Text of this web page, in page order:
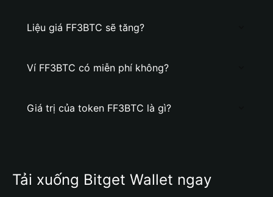
Liệu giá FF3BTC sẽ tăng?
Ví FF3BTC có miễn phí không?
Giá trị của token FF3BTC là gì?
Tải xuống Bitget Wallet ngay